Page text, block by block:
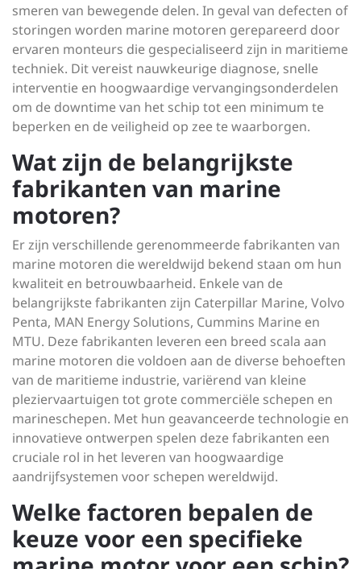
smeren van bewegende delen. In geval van defecten of
storingen worden marine motoren gerepareerd door
ervaren monteurs die gespecialiseerd zijn in maritieme
techniek. Dit vereist nauwkeurige diagnose, snelle
interventie en hoogwaardige vervangingsonderdelen
om de downtime van het schip tot een minimum te
beperken en de veiligheid op zee te waarborgen.
Wat zijn de belangrijkste
fabrikanten van marine
motoren?
Er zijn verschillende gerenommeerde fabrikanten van
marine motoren die wereldwijd bekend staan om hun
kwaliteit en betrouwbaarheid. Enkele van de
belangrijkste fabrikanten zijn Caterpillar Marine, Volvo
Penta, MAN Energy Solutions, Cummins Marine en
MTU. Deze fabrikanten leveren een breed scala aan
marine motoren die voldoen aan de diverse behoeften
van de maritieme industrie, variërend van kleine
pleziervaartuigen tot grote commerciële schepen en
marineschepen. Met hun geavanceerde technologie en
innovatieve ontwerpen spelen deze fabrikanten een
cruciale rol in het leveren van hoogwaardige
aandrijfsystemen voor schepen wereldwijd.
Welke factoren bepalen de
keuze voor een specifieke